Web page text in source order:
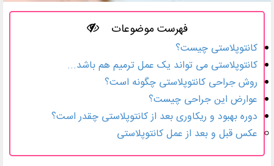
فهرست موضوعات
کانتوپلاستی چیست؟
کانتوپلاستی می تواند یک عمل ترمیم هم باشد...
روش جراحی کانتوپلاستی چگونه است؟
عوارض این جراحی چیست؟
دوره بهبود و ریکاوری بعد از کانتوپلاستی چقدر است؟
عکس قبل و بعد از عمل کانتوپلاستی